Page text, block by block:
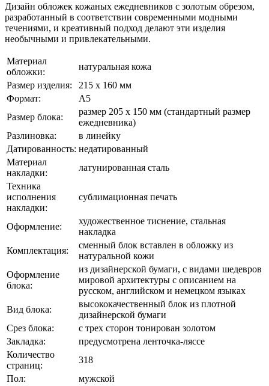
Дизайн обложек кожаных ежедневников с золотым обрезом,
разработанный в соответствии современными модными
течениями, и креативный подход делают эти изделия
необычными и привлекательными.
Материал
обложки:
натуральная кожа
Размер изделия:
215 х 160 мм
Формат:
А5
Размер блока:
размер 205 х 150 мм (стандартный размер
ежедневника)
Разлиновка:
в линейку
Датированность: недатированный
Материал
накладки:
латунированная сталь
Техника
исполнения
накладки:
сублимационная печать
Оформление:
художественное тиснение, стальная
накладка
Комплектация:
сменный блок вставлен в обложку из
натуральной кожи
Оформление
блока:
из дизайнерской бумаги, с видами шедевров
мировой архитектуры с описанием на
русском, английском и немецком языках
Вид блока:
высококачественный блок из плотной
дизайнерской бумаги
Срез блока:
с трех сторон тонирован золотом
Закладка:
предусмотрена ленточка-ляссе
Количество
страниц:
318
Пол:
мужской